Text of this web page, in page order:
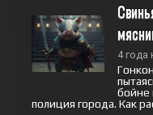
4 года
бойне
полиция города. Как